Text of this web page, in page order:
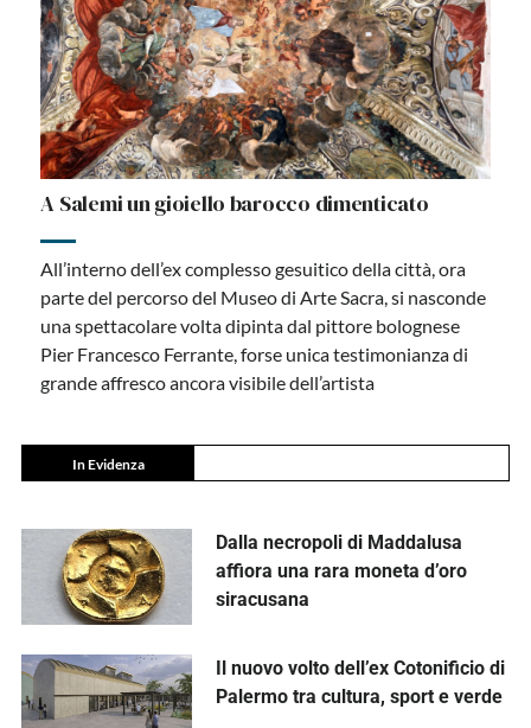
A Salemi un gioiello barocco dimenticato
All’interno dell’ex complesso gesuitico della città, ora
parte del percorso del Museo di Arte Sacra, si nasconde
una spettacolare volta dipinta dal pittore bolognese
Pier Francesco Ferrante, forse unica testimonianza di
grande affresco ancora visibile dell’artista
In Evidenza
Dalla necropoli di Maddalusa
affiora una rara moneta d’oro
siracusana
Il nuovo volto dell’ex Cotonificio di
Palermo tra cultura, sport e verde